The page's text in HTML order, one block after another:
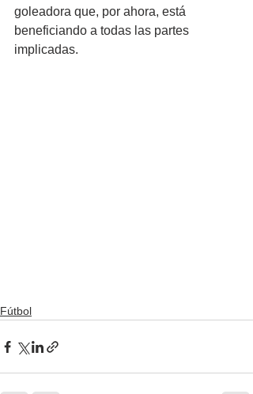
goleadora que, por ahora, está
beneficiando a todas las partes
implicadas.
Fútbol